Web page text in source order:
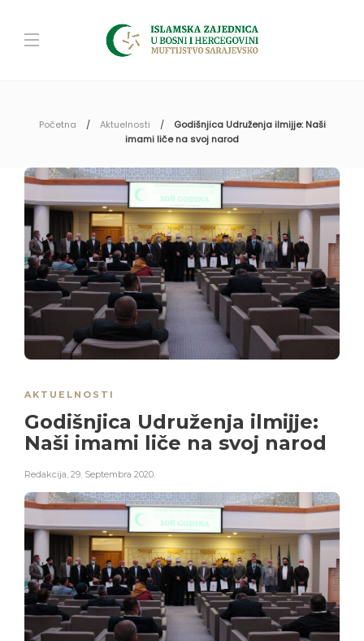
Početna Aktuelnosti
Godišnjica Udruženja ilmijje: Naši
imami liče na svoj narod
AKTUELNOSTI
Godišnjica Udruženja ilmijje:
Naši imami liče na svoj narod
Redakcija 29. Septembra 2020.